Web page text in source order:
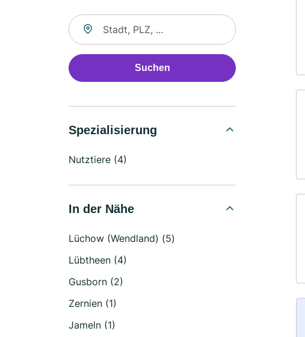
Suche nach Ort
Suchen
Spezialisierung
Nutztiere (4)
In der Nähe
Lüchow (Wendland) (5)
Lübtheen (4)
Gusborn (2)
Zernien (1)
Jameln (1)